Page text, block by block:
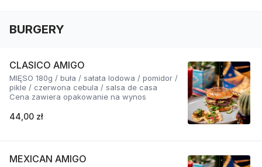
BURGERY
CLASICO AMIGO
MIĘSO 180g / buła / sałata lodowa / pomidor /
pikle / czerwona cebula / salsa de casa
Cena zawiera opakowanie na wynos
44,00 zł
MEXICAN AMIGO